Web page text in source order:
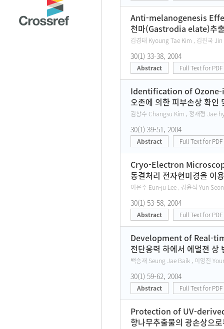
Anti-melanogenesis
천마(Gastrodia elate)추출
김경태 Kyoung Tae Kim , 김진국
30(1) 33-38, 2004
Abstract Full Text for PDF
Identification of
오존에 의한 피부손상 확인
김창수 Changsu Kim , 정재형 Jae-
30(1) 39-51, 2004
Abstract Full Text for PDF
Cryo-Electron
동결처리 전자현미경을 이
이은주 Eun-ju Lee , 강윤석 Yun
30(1) 53-58, 2004
Abstract Full Text for PDF
Development of Real-
전단응력 하에서 에멀젼 상
백승재 Seung Jae Baik , 이영진
30(1) 59-62, 2004
Abstract Full Text for PDF
Protection of UV-
향나무추출물의 광손상으